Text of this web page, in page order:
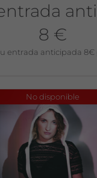
8 €
entrada anticipada 8€
No disponible